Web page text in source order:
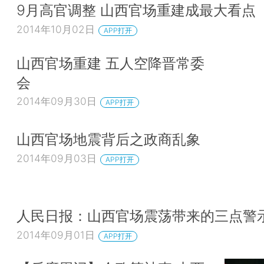
9月高官调整 山西官场重建成最大看点
2014年10月02日 APP打开
山西官场重建 五人空降晋常委
会
2014年09月30日 APP打开
山西官场地震背后之政商乱象
2014年09月03日 APP打开
人民日报：山西官场震荡带来的三点警
2014年09月01日 APP打开